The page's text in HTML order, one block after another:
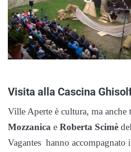
Visita alla Cascina
Ville Aperte è cultura, ma anche
Mozzanica e Roberta Scimè
Vagantes hanno accompagnato